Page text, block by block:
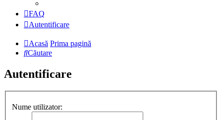
FAQ
Autentificare
Acasă Prima pagină
Căutare
Autentificare
Nume utilizator: